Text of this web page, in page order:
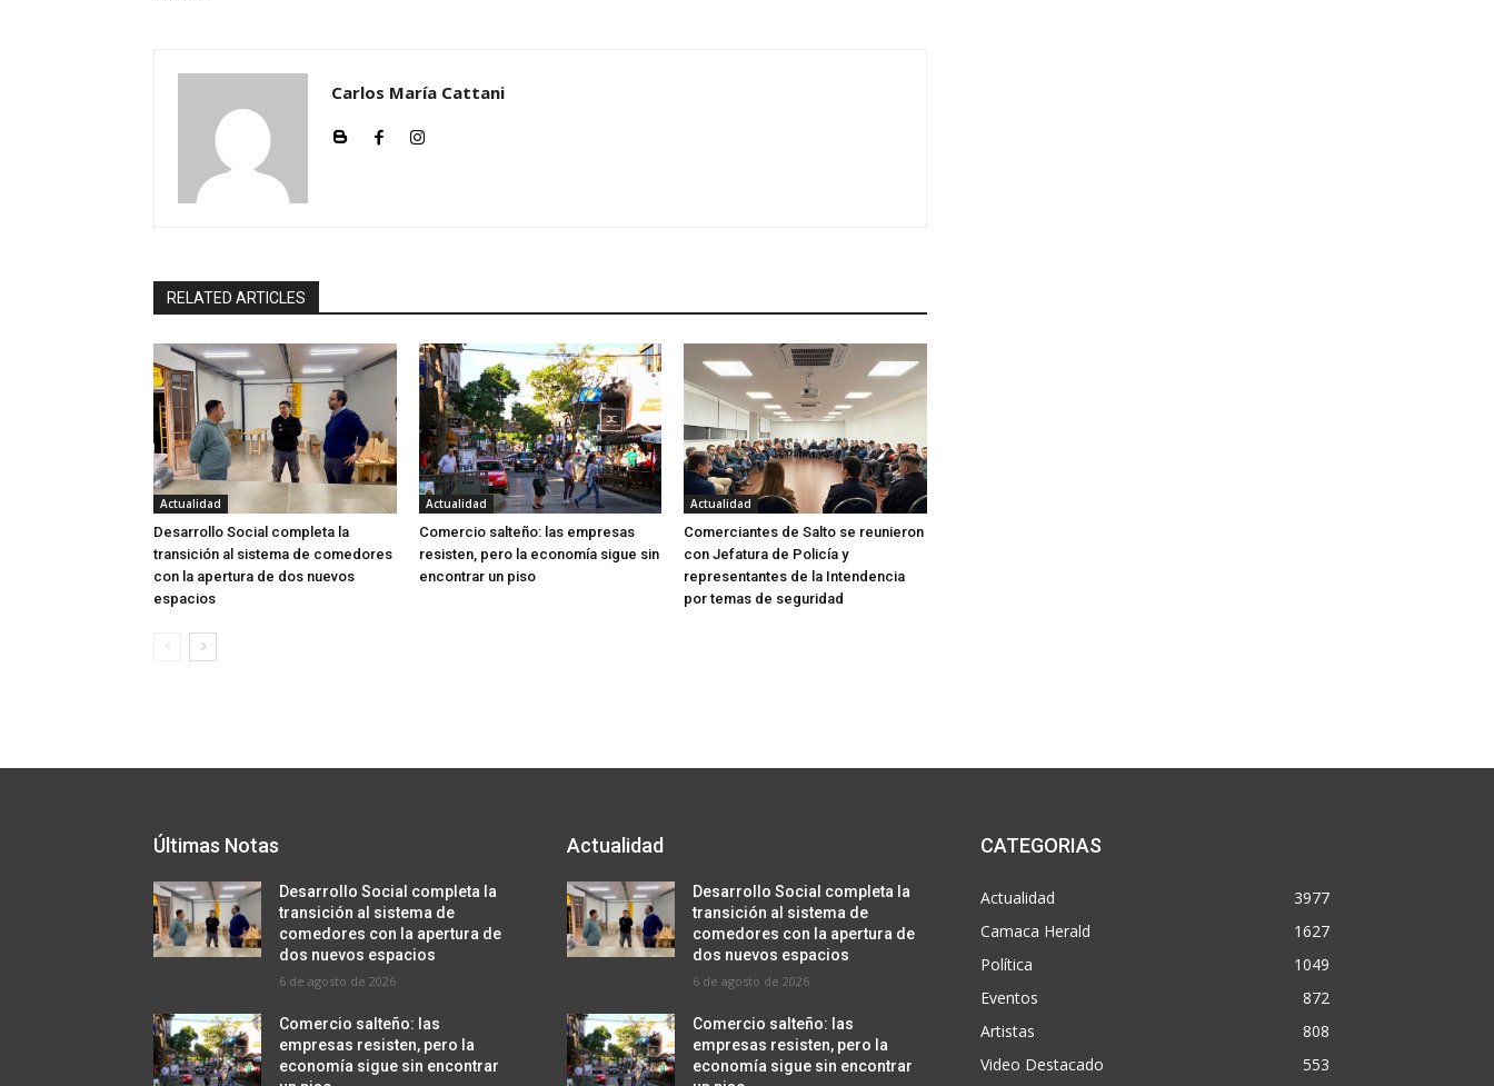
Carlos María Cattani
RELATED ARTICLES
Actualidad
Desarrollo Social completa la
transición al sistema de comedores
con la apertura de dos nuevos
espacios
Actualidad
Comercio salteño: las empresas
resisten, pero la economía sigue sin
encontrar un piso
Actualidad
Comerciantes de Salto se reunieron
con Jefatura de Policía y
representantes de la Intendencia
por temas de seguridad
Últimas Notas
Desarrollo Social completa la
transición al sistema de
comedores con la apertura de
dos nuevos espacios
6 de agosto de 2026
Comercio salteño: las
empresas resisten, pero la
economía sigue sin encontrar
Actualidad
Desarrollo Social completa la
transición al sistema de
comedores con la apertura de
dos nuevos espacios
6 de agosto de 2026
Comercio salteño: las
empresas resisten, pero la
economía sigue sin encontrar
CATEGORIAS
Actualidad
3977
Camaca Herald
1627
Política
1049
Eventos
872
Artistas
808
Video Destacado
553